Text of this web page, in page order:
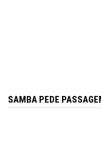
SAMBA PEDE